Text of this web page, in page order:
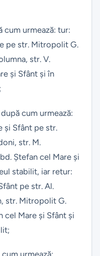
cum urmează: tur:
pe str. Mitropolit G.
str. V.
și Sfânt și în
cum urmează:
și Sfânt pe str.
str. M.
Ștefan cel Mare și
stabilit, iar retur:
pe str. Al.
str. Mitropolit G.
cel Mare și Sfânt și
urmează: